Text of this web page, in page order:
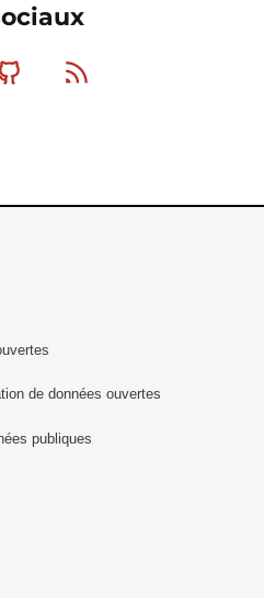
Github
de données ouvertes
publiques